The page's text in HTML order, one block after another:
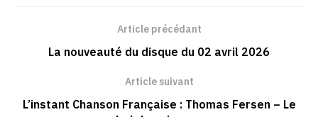
Article précédant
La nouveauté du disque du 02 avril 2026
Article suivant
L’instant Chanson Française : Thomas Fersen – Le